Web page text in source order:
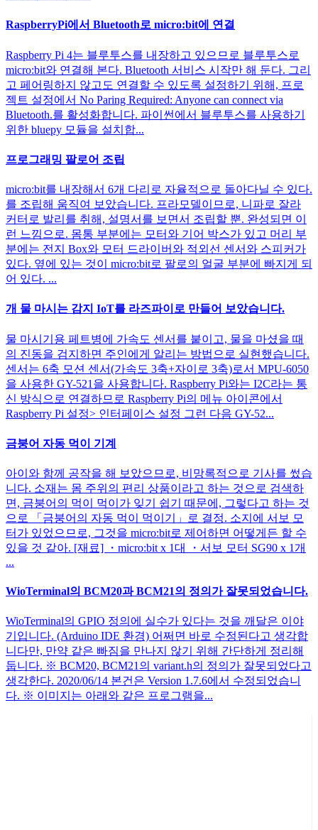
RaspberryPi에서 Bluetooth로 micro:bit에 연결
Raspberry Pi 4는 블루투스를 내장하고 있으므로 블루투스로
micro:bit와 연결해 본다. Bluetooth 서비스 시작만 해 둔다. 그리
고 페어링하지 않고도 연결할 수 있도록 설정하기 위해, 프로
젝트 설정에서 No Paring Required: Anyone can connect via
Bluetooth.를 활성화합니다. 파이썬에서 블루투스를 사용하기
위한 bluepy 모듈을 설치합...
프로그래밍 팔로어 조립
micro:bit를 내장해서 6개 다리로 자율적으로 돌아다닐 수 있다.
를 조립해 움직여 보았습니다. 프라모델이므로, 니파로 잘라
커터로 발리를 취해, 설명서를 보면서 조립할 뿐. 완성되면 이
런 느낌으로. 몸통 부분에는 모터와 기어 박스가 있고 머리 부
분에는 전지 Box와 모터 드라이버와 적외선 센서와 스피커가
있다. 옆에 있는 것이 micro:bit로 팔로의 얼굴 부분에 빠지게 되
어 있다. ...
개 물 마시는 감지 IoT를 라즈파이로 만들어 보았습니다.
물 마시기용 페트병에 가속도 센서를 붙이고, 물을 마셨을 때
의 진동을 검지하면 주인에게 알리는 방법으로 실현했습니다.
센서는 6축 모션 센서(가속도 3축+자이로 3축)로서 MPU-6050
을 사용한 GY-521을 사용합니다. Raspberry Pi와는 I2C라는 통
신 방식으로 연결하므로 Raspberry Pi의 메뉴 아이콘에서
Raspberry Pi 설정> 인터페이스 설정 그런 다음 GY-52...
금붕어 자동 먹이 기계
아이와 함께 공작을 해 보았으므로, 비망록적으로 기사를 썼습
니다. 소재는 몸 주위의 편리 상품이라고 하는 것으로 검색하
면, 금붕어의 먹이 먹이가 잊기 쉽기 때문에, 그렇다고 하는 것
으로 「금붕어의 자동 먹이 먹이기」로 결정. 소지에 서보 모
터가 있었으므로, 그것을 micro:bit로 제어하면 어떻게든 할 수
있을 것 같아. [재료] ・micro:bit x 1대 ・서보 모터 SG90 x 1개
...
WioTerminal의 BCM20과 BCM21의 정의가 잘못되었습니다.
WioTerminal의 GPIO 정의에 실수가 있다는 것을 깨달은 이야
기입니다. (Arduino IDE 환경) 어쩌면 바로 수정된다고 생각합
니다만, 만약 같은 빠짐을 만나지 않기 위해 간단하게 정리해
둡니다. ※ BCM20, BCM21의 variant.h의 정의가 잘못되었다고
생각한다. 2020/06/14 본건은 Version 1.7.6에서 수정되었습니
다. ※ 이미지는 아래와 같은 프로그램을...